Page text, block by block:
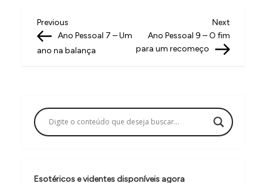
N
a
g
a
ç
Previous
Post
Previous
Ano Pessoal 7 – Um
ano na balança
Next
Post
Next
Ano Pessoal 9 – O fim
para um recomeço
Esotéricos e videntes disponíveis agora